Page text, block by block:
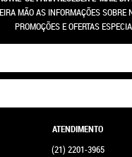
MÃO AS INFORMAÇÕES SOBRE
PROMOÇÕES E OFERTAS
ATENDIMENTO
(21) 2201-3965